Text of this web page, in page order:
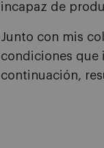
incapaz de
Junto con mis
condiciones que
continuación,